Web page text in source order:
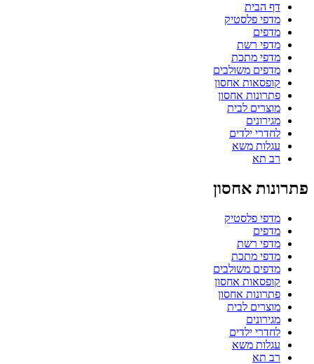
דף הבית
מדפי פלסטיק
מדפים
מדפי רשת
מדפי מתכת
מדפים משולבים
קופסאות אחסון
פתרונות אחסון
מוצרים לבית
מגירונים
לחדרי ילדים
עגלות משא
רב תא
פתרונות אחסון
מדפי פלסטיק
מדפים
מדפי רשת
מדפי מתכת
מדפים משולבים
קופסאות אחסון
פתרונות אחסון
מוצרים לבית
מגירונים
לחדרי ילדים
עגלות משא
רב תא